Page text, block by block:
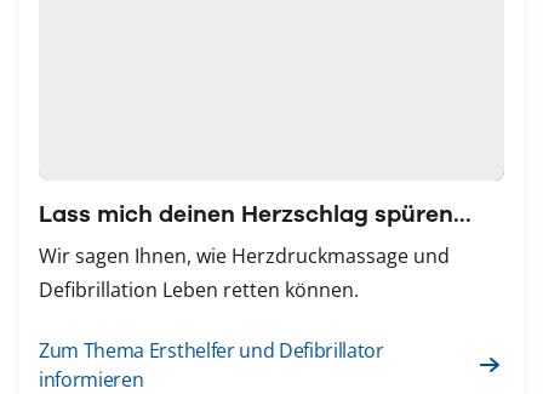
Lass mich deinen Herzschlag spüren...
Wir sagen Ihnen, wie Herzdruckmassage und
Defibrillation Leben retten können.
Zum Thema Ersthelfer und Defibrillator
informieren